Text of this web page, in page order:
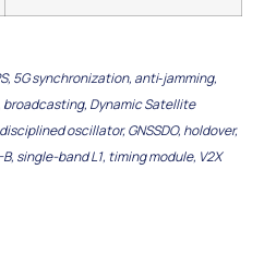
, 5G synchronization, anti‑jamming,
broadcasting, Dynamic Satellite
disciplined oscillator,GNSSDO, holdover,
, single-band L1, timing module, V2X